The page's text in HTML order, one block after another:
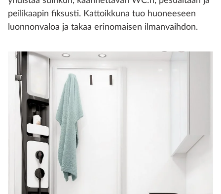
peilikaapin fiksusti. Kattoikkuna tuo huoneeseen
luonnonvaloa ja takaa erinomaisen ilmanvaihdon.